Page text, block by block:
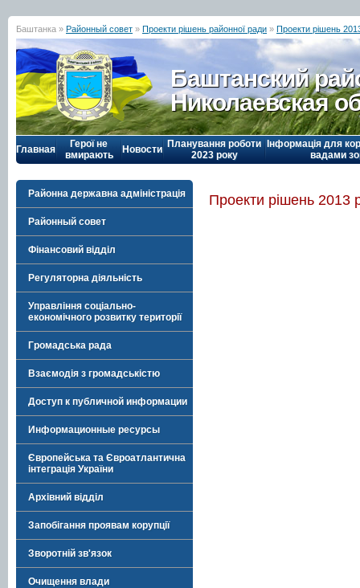
Баштанка » Районный совет » Проекти рішень районної ради » Проекти рішень
Баштанский
Николаевская
Главная
Герої не
вмирають
Новости Планування роботи
2023 року
Інформація для
вадами
Районна державна адміністрація
Районный совет
Фінансовий відділ
Регуляторна діяльність
Управління соціально-
економічного розвитку території
Громадська рада
Взаємодія з громадськістю
Доступ к публичной информации
Информационные ресурсы
Європейська та Євроатлантична
інтеграція України
Архівний відділ
Запобігання проявам корупції
Зворотній зв'язок
Очищення влади
Проекти рішень 2013